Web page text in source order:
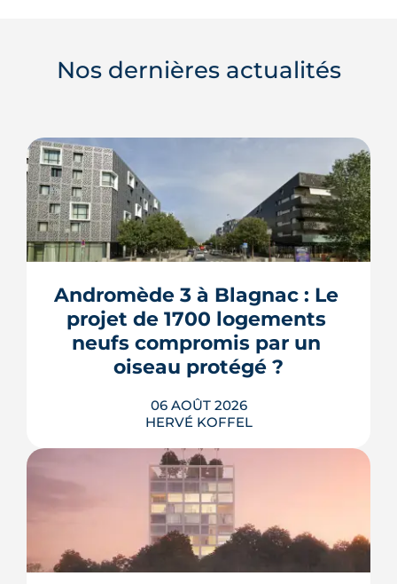
Nos dernières actualités
Andromède 3 à Blagnac : Le
projet de 1700 logements
neufs compromis par un
oiseau protégé ?
06 AOÛT 2026
HERVÉ KOFFEL
La troisième et dernière phase de
l'écoquartier Andromède doit livrer
près de 1 700 logements à partir de